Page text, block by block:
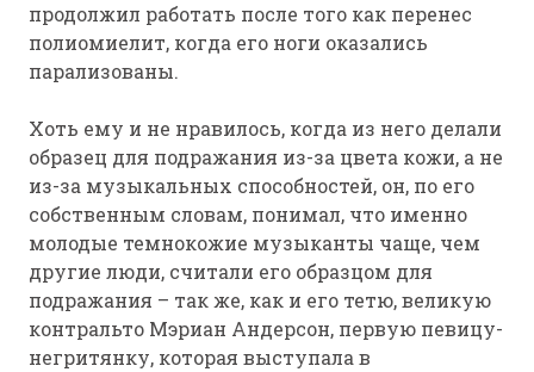
продолжил работать после того как перенес
полиомиелит, когда его ноги оказались
парализованы.
Хоть ему и не нравилось, когда из него делали
образец для подражания из-за цвета кожи, а не
из-за музыкальных способностей, он, по его
собственным словам, понимал, что именно
молодые темнокожие музыканты чаще, чем
другие люди, считали его образцом для
подражания – так же, как и его тетю, великую
контральто Мэриан Андерсон, первую певицу-
негритянку, которая выступала в